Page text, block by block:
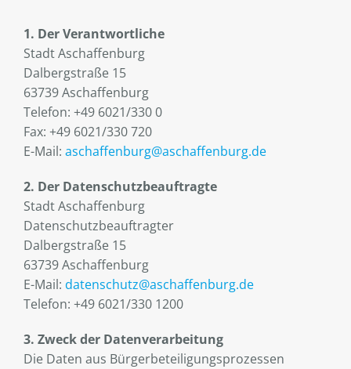
1. Der Verantwortliche
Stadt Aschaffenburg
Dalbergstraße 15
63739 Aschaffenburg
Telefon: +49 6021/330 0
Fax: +49 6021/330 720
E-Mail: aschaffenburg@aschaffenburg.de
2. Der Datenschutzbeauftragte
Stadt Aschaffenburg
Datenschutzbeauftragter
Dalbergstraße 15
63739 Aschaffenburg
E-Mail: datenschutz@aschaffenburg.de
Telefon: +49 6021/330 1200
3. Zweck der Datenverarbeitung
Die Daten aus Bürgerbeteiligungsprozessen